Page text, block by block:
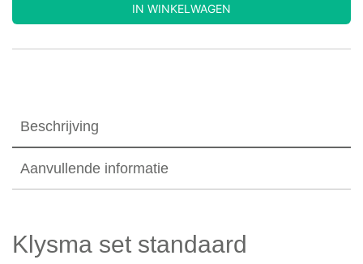
IN WINKELWAGEN
Beschrijving
Aanvullende informatie
Klysma set standaard